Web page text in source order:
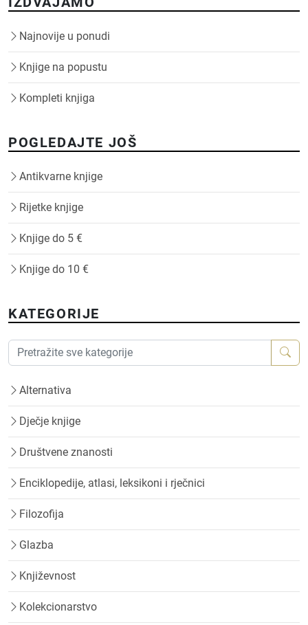
Najnovije u ponudi
Knjige na popustu
Kompleti knjiga
POGLEDAJTE JOŠ
Antikvarne knjige
Rijetke knjige
Knjige do 5 €
Knjige do 10 €
KATEGORIJE
Alternativa
Dječje knjige
Društvene znanosti
Enciklopedije, atlasi, leksikoni i rječnici
Filozofija
Glazba
Književnost
Kolekcionarstvo